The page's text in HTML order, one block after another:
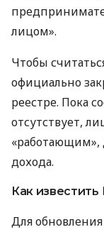
лицом».
Чтобы
официально
реестре. Пока
отсутствует,
«работающим»,
дохода.
Как
Для